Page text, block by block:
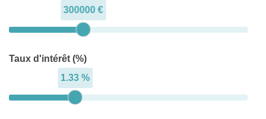
300000 €
Taux d'intérêt (%)
1.33 %